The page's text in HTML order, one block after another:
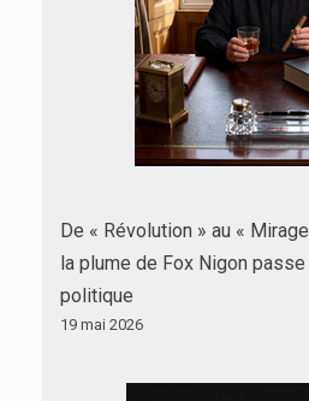
De « Révolution » au «
la plume de Fox Nigon
politique
19 mai 2026